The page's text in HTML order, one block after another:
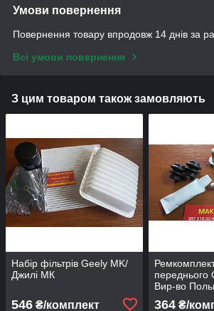
Умови повернення
Повернення товару впродовж 14 днів за
Всі умови повернення
З цим товаром також замовляють
Набір фільтрів Geely MK/
Джилі МК
546 ₴/комплект
переднього
Вир-во
364₴/